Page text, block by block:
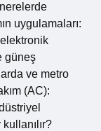
uygulamaları:
güneş
ve metro
(AC):